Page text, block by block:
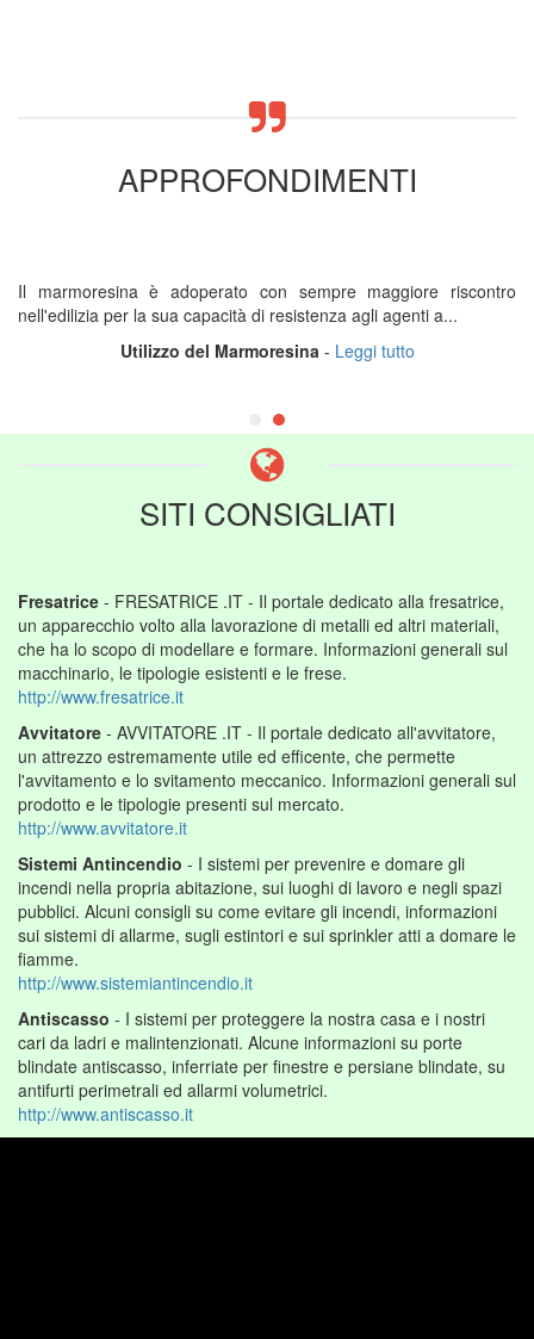
APPROFONDIMENTI
Il marmoresina è adoperato con sempre maggiore riscontro
nell'edilizia per la sua capacità di resistenza agli agenti a...
Utilizzo del Marmoresina- Leggi tutto
SITI CONSIGLIATI
Fresatrice - FRESATRICE .IT - Il portale dedicato alla fresatrice,
un apparecchio volto alla lavorazione di metalli ed altri materiali,
che ha lo scopo di modellare e formare. Informazioni generali sul
macchinario, le tipologie esistenti e le frese.
http://www.fresatrice.it
Avvitatore - AVVITATORE .IT - Il portale dedicato all'avvitatore,
un attrezzo estremamente utile ed efficente, che permette
l'avvitamento e lo svitamento meccanico. Informazioni generali sul
prodotto e le tipologie presenti sul mercato.
http://www.avvitatore.it
Sistemi Antincendio - I sistemi per prevenire e domare gli
incendi nella propria abitazione, sui luoghi di lavoro e negli spazi
pubblici. Alcuni consigli su come evitare gli incendi, informazioni
sui sistemi di allarme, sugli estintori e sui sprinkler atti a domare le
fiamme.
http://www.sistemiantincendio.it
Antiscasso - I sistemi per proteggere la nostra casa e i nostri
cari da ladri e malintenzionati. Alcune informazioni su porte
blindate antiscasso, inferriate per finestre e persiane blindate, su
antifurti perimetrali ed allarmi volumetrici.
http://www.antiscasso.it